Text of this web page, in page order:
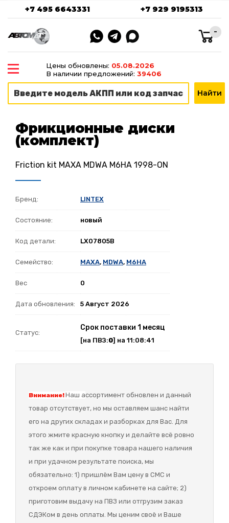
+7 495 6643331 +7 929 9195313
-
Цены обновлены: 05.08.2026
В наличии предложений: 39406
Фрикционные диски
(комплект)
Friction kit MAXA MDWA M6HA 1998-ON
Бренд: LINTEX
Состояние: новый
Код детали: LX07805B
Семейство: MAXA, MDWA, M6HA
Вес 0
Дата обновления: 5 Август 2026
Статус:
Срок поставки 1 месяц
[на ПВЗ:0] на 11:08:41
Внимание!Наш ассортимент обновлен и данный
товар отсутствует, но мы оставляем шанс найти
его на других складах и разборках для Вас. Для
этого жмите красную кнопку и делайте всё ровно
так же как и при покупке товара нашего наличия
и при удачном результате поиска, мы
обязательно: 1) пришлём Вам цену в СМС и
откроем оплату в личном кабинете на сайте; 2)
приготовим выдачу на ПВЗ или отгрузим заказ
СДЭКом в день оплаты. Мы ценим своё и Ваше